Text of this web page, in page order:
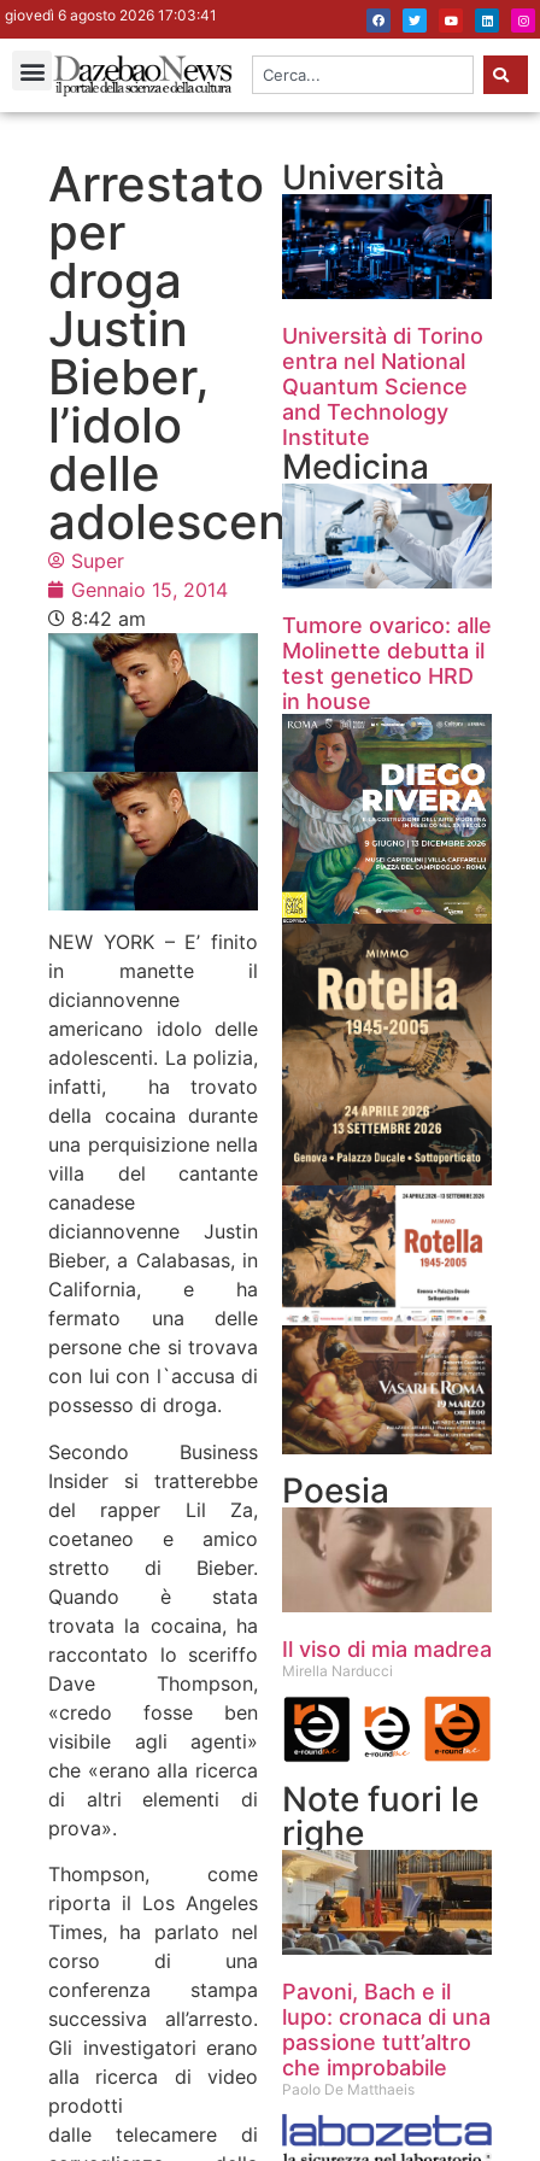
giovedì 6 agosto 2026 17:03:42
Arrestato
per
droga
Justin
Bieber,
l’idolo
delle
adolescenti
Super
Gennaio 15, 2014
8:42 am
NEW YORK – E’ finito
in manette il
diciannovenne
americano idolo delle
adolescenti. La polizia,
infatti, ha trovato
della cocaina durante
una perquisizione nella
villa del cantante
canadese
diciannovenne Justin
Bieber, a Calabasas, in
California, e ha
fermato una delle
persone che si trovava
con lui con l`accusa di
possesso di droga.
Secondo Business
Insider si tratterebbe
del rapper Lil Za,
coetaneo e amico
stretto di Bieber.
Quando è stata
trovata la cocaina, ha
raccontato lo sceriffo
Dave Thompson,
«credo fosse ben
visibile agli agenti»
che «erano alla ricerca
di altri elementi di
prova».
Thompson, come
riporta il Los Angeles
Times, ha parlato nel
corso di una
conferenza stampa
successiva all’arresto.
Gli investigatori erano
alla ricerca di video
prodotti
dalle telecamere di
Università
Università di Torino
entra nel National
Quantum Science
and Technology
Institute
Medicina
Tumore ovarico: alle
Molinette debutta il
test genetico HRD
in house
Poesia
Il viso di mia madrea
Mirella Narducci
Note fuori le
righe
Pavoni, Bach e il
lupo: cronaca di una
passione tutt’altro
che improbabile
Paolo De Matthaeis